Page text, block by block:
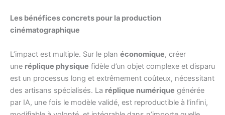
Les bénéfices concrets pour la production
cinématographique
L’impact est multiple. Sur le plan économique, créer
une réplique physique fidèle d’un objet complexe et disparu
est un processus long et extrêmement coûteux, nécessitant
des artisans spécialisés. La réplique numérique générée
par IA, une fois le modèle validé, est reproductible à l’infini,